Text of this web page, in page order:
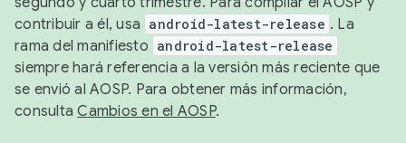
contribuir a él, usa android-latest-release . La
rama del manifiesto android-latest-release
siempre hará referencia a la versión más reciente que
se envió al AOSP. Para obtener más información,
consultaCambios en el AOSP.